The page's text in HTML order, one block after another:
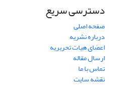
دسترسی سریع
صفحه اصلی
درباره نشریه
اعضای هیات تحریریه
ارسال مقاله
تماس با ما
نقشه سایت